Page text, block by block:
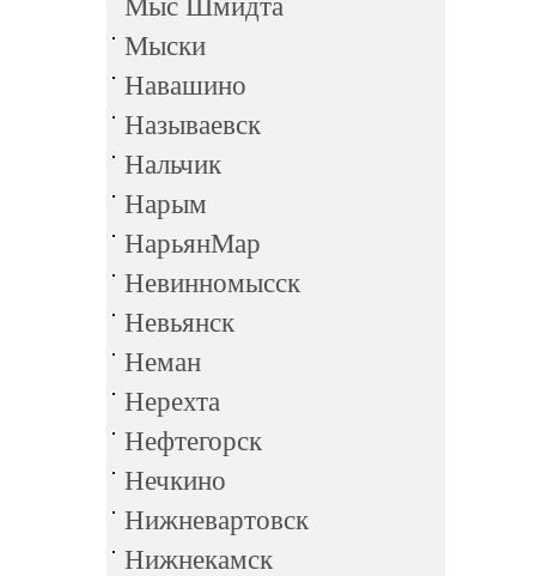
Мыс Шмидта
Мыски
Навашино
Называевск
Нальчик
Нарым
НарьянМар
Невинномысск
Невьянск
Неман
Нерехта
Нефтегорск
Нечкино
Нижневартовск
Нижнекамск